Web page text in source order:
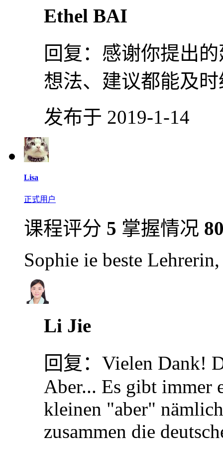
Ethel BAI
回复： 感谢你提出
想法、建议都能及
发布于 2019-1-14
Lisa
正式用户
课程评分 5 掌握情况
Sophie ie beste
Li Jie
回复： Vielen Dank!
Aber... Es gibt immer
kleinen "aber"
zusammen die